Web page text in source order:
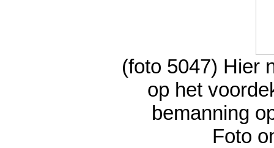
(foto 5047) Hier
op het
bemanning
Foto